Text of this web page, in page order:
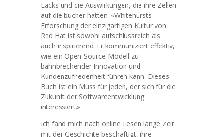
Lacks und die Auswirkungen, die ihre Zellen
auf die bucher hatten. «Whitehursts
Erforschung der einzigartigen Kultur von
Red Hat ist sowohl aufschlussreich als
auch inspirierend. Er kommuniziert effektiv,
wie ein Open-Source-Modell zu
bahnbrechender Innovation und
Kundenzufriedenheit führen kann. Dieses
Buch ist ein Muss für jeden, der sich für die
Zukunft der Softwareentwicklung
interessiert.»
Ich fand mich nach online Lesen lange Zeit
mit der Geschichte beschäftigt, ihre